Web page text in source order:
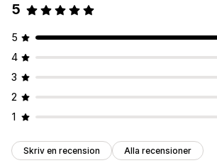
Anpassade arbetsflöden
5
5
4
3
2
1
Skriv en recension Alla recensioner